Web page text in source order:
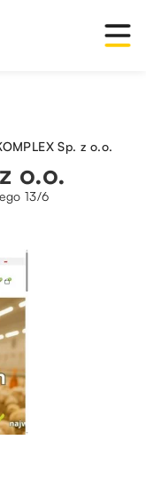
Sp. z o.o.
o.o.
13/6